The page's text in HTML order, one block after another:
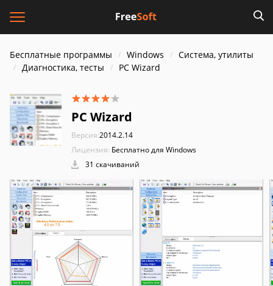
Бесплатные программы Windows
Система, утилиты
Диагностика, тесты
PC Wizard
PC Wizard
Версия:2014.2.14
Лицензия: Бесплатно для Windows
31 скачиваний